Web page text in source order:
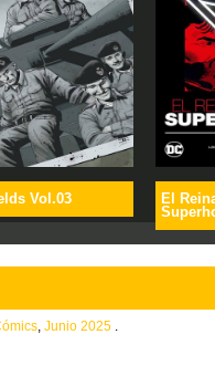
Vol.03
El
Junio 2025